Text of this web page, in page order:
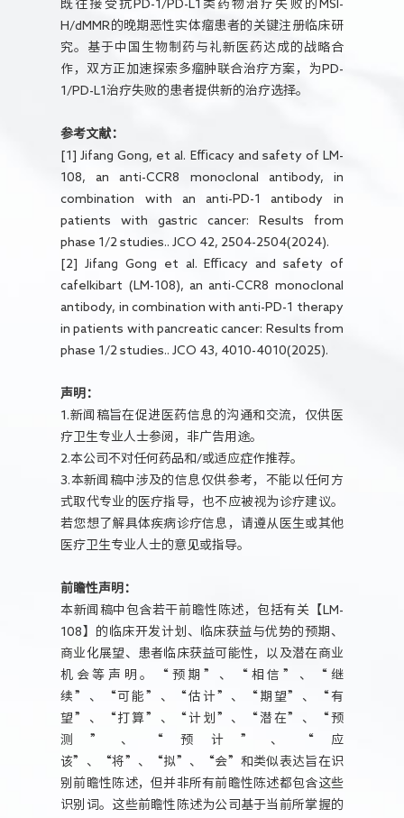
既往接受抗PD-1/PD-L1类药物治疗失败的MSI-
H/dMMR的晚期恶性实体瘤患者的关键注册临床研
究。基于中国生物制药与礼新医药达成的战略合
作，双方正加速探索多瘤肿联合治疗方案，为PD-
1/PD-L1治疗失败的患者提供新的治疗选择。
参考文献：
[1] Jifang Gong, et al. Efficacy and safety of LM-
108, an anti-CCR8 monoclonal antibody, in
combination with an anti-PD-1 antibody in
patients with gastric cancer: Results from
phase 1/2 studies.. JCO 42, 2504-2504(2024).
[2] Jifang Gong et al. Efficacy and safety of
cafelkibart (LM-108), an anti-CCR8 monoclonal
antibody, in combination with anti-PD-1 therapy
in patients with pancreatic cancer: Results from
phase 1/2 studies.. JCO 43, 4010-4010(2025).
声明：
1.新闻稿旨在促进医药信息的沟通和交流，仅供医
疗卫生专业人士参阅，非广告用途。
2.本公司不对任何药品和/或适应症作推荐。
3.本新闻稿中涉及的信息仅供参考，不能以任何方
式取代专业的医疗指导，也不应被视为诊疗建议。
若您想了解具体疾病诊疗信息，请遵从医生或其他
医疗卫生专业人士的意见或指导。
前瞻性声明：
本新闻稿中包含若干前瞻性陈述，包括有关【LM-
108】的临床开发计划、临床获益与优势的预期、
商业化展望、患者临床获益可能性，以及潜在商业
机会等声明。“预期”、“相信”、“继
续”、“可能”、“估计”、“期望”、“有
望”、“打算”、“计划”、“潜在”、“预
测”、“预计”、“应
该”、“将”、“拟”、“会”和类似表达旨在识
别前瞻性陈述，但并非所有前瞻性陈述都包含这些
识别词。这些前瞻性陈述为公司基于当前所掌握的